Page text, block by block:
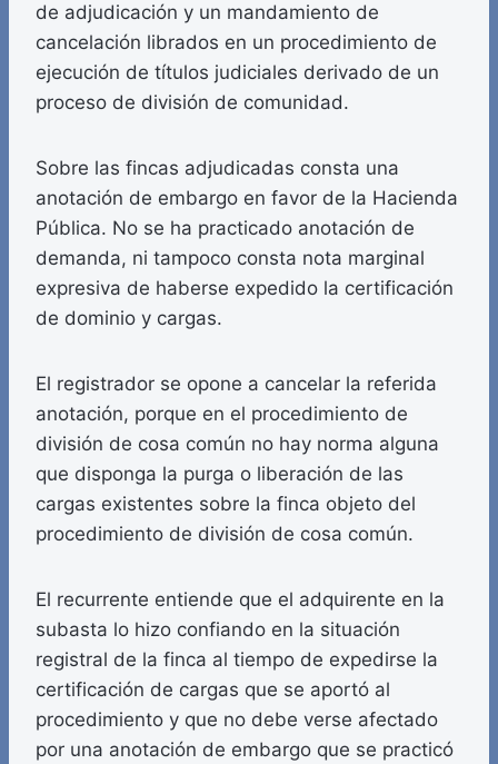
de adjudicación y un mandamiento de
cancelación librados en un procedimiento de
ejecución de títulos judiciales derivado de un
proceso de división de comunidad.
Sobre las fincas adjudicadas consta una
anotación de embargo en favor de la Hacienda
Pública. No se ha practicado anotación de
demanda, ni tampoco consta nota marginal
expresiva de haberse expedido la certificación
de dominio y cargas.
El registrador se opone a cancelar la referida
anotación, porque en el procedimiento de
división de cosa común no hay norma alguna
que disponga la purga o liberación de las
cargas existentes sobre la finca objeto del
procedimiento de división de cosa común.
El recurrente entiende que el adquirente en la
subasta lo hizo confiando en la situación
registral de la finca al tiempo de expedirse la
certificación de cargas que se aportó al
procedimiento y que no debe verse afectado
por una anotación de embargo que se practicó